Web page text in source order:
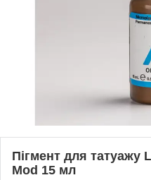
Пігмент для татуажу
Mod 15 мл